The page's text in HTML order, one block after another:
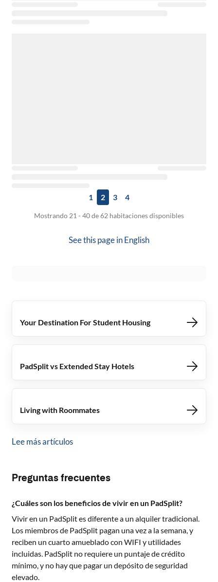
1 2 3 4
Mostrando 21 - 40 de 62 habitaciones disponibles
See this page inEnglish
Your Destination For Student Housing
PadSplit vs Extended Stay Hotels
Living with Roommates
Lee más artículos
Preguntas frecuentes
¿Cuáles son los beneficios de vivir en un PadSplit?
Vivir en un PadSplit es diferente a un alquiler tradicional.
Los miembros de PadSplit pagan una vez a la semana, y
reciben un cuarto amueblado con WIFI y utilidades
incluidas. PadSplit no requiere un puntaje de crédito
mínimo, y no hay que pagar un depósito de seguridad
elevado.